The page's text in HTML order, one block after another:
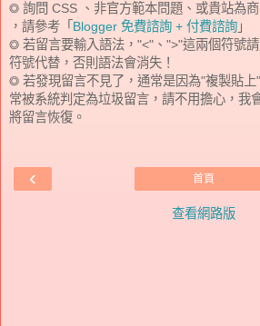
◎ 詢問 CSS 、非官方範本問題、或貴站為
，請參考「 Blogger 免費諮詢 + 付費諮詢 」
◎ 若留言要輸入語法，"<"、">"這兩個符號
符號代替，否則語法會消失！
◎ 若發現留言不見了，通常是因為"複製貼上
常被系統判定為垃圾留言，請不用擔心，我
將留言恢復。
‹ 首頁
查看網路版